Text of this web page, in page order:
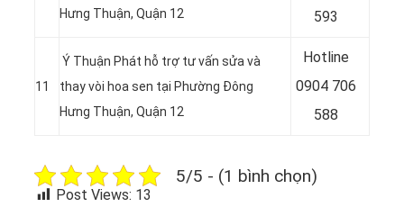
Hưng Thuận, Quận 12
593
11
Ý Thuận Phát hỗ trợ tư vấn sửa và
thay vòi hoa sen tại Phường Đông
Hưng Thuận, Quận 12
Hotline
0904 706
588
5/5 - (1 bình chọn)
Post Views: 13